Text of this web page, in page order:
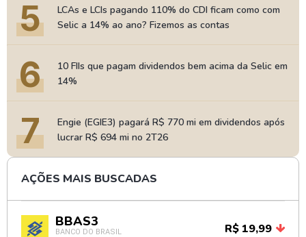
5
LCAs e LCIs pagando 110% do CDI ficam como com
Selic a 14% ao ano? Fizemos as contas
6
10 FIIs que pagam dividendos bem acima da Selic em
14%
7
Engie (EGIE3) pagará R$ 770 mi em dividendos após
lucrar R$ 694 mi no 2T26
AÇÕES MAIS BUSCADAS
BBAS3
BANCO DO BRASIL R$ 19,99